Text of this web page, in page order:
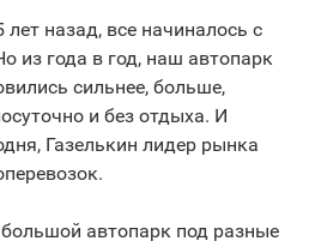
назад, все начиналось с
из года в год, наш автопарк
сильнее, больше,
и без отдыха. И
Газелькин лидер рынка
автопарк под разные